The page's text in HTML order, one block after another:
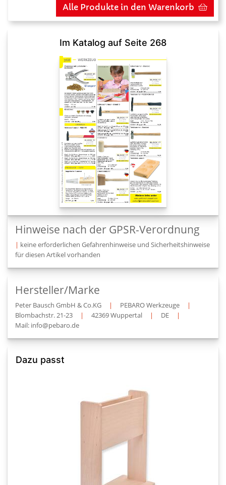
Alle Produkte in den Warenkorb
Im Katalog auf Seite 268
Hinweise nach der GPSR-Verordnung
| keine erforderlichen Gefahrenhinweise und Sicherheitshinweise
für diesen Artikel vorhanden
Hersteller/Marke
Peter Bausch GmbH & Co.KG | PEBARO Werkzeuge
|
Blombachstr. 21-23
| 42369 Wuppertal | DE
|
Mail: info@pebaro.de
Dazu passt